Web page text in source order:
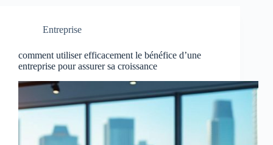
Entreprise
comment utiliser efficacement le bénéfice d’une
entreprise pour assurer sa croissance